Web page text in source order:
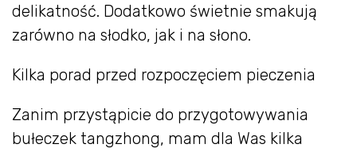
delikatność. Dodatkowo świetnie smakują
zarówno na słodko, jak i na słono.
Kilka porad przed rozpoczęciem pieczenia
Zanim przystąpicie do przygotowywania
bułeczek tangzhong, mam dla Was kilka